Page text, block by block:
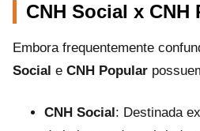
CNH Social x CNH
Embora frequentemente
Social e CNH Popular
CNH Social : Destinada